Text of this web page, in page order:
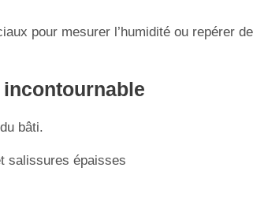
pour mesurer l’humidité ou repérer
bâti.
salissures épaisses